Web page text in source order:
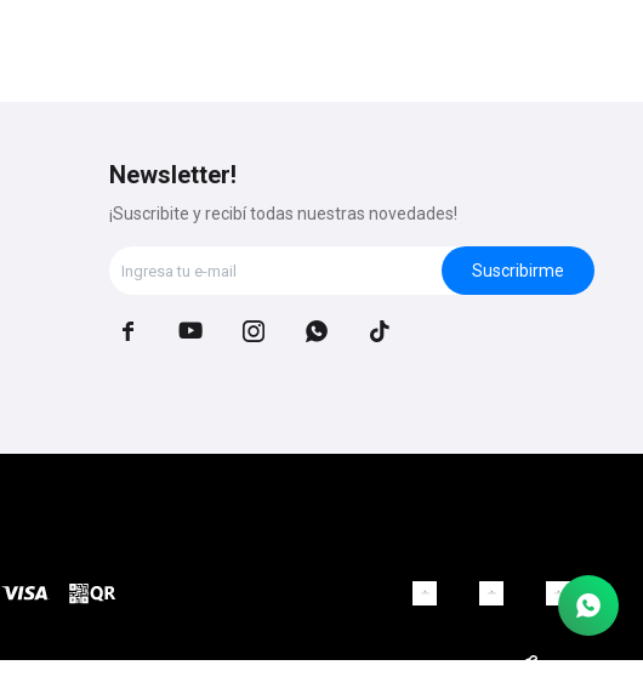
Newsletter!
¡Suscribite y recibí todas nuestras novedades!
Suscribirme
    